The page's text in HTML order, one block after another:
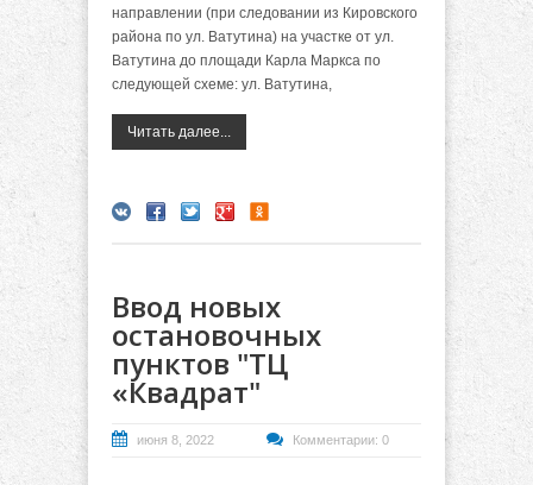
направлении (при следовании из Кировского
района по ул. Ватутина) на участке от ул.
Ватутина до площади Карла Маркса по
следующей схеме: ул. Ватутина,
Читать далее...
Ввод новых
остановочных
пунктов "ТЦ
«Квадрат"
июня 8, 2022 Комментарии: 0